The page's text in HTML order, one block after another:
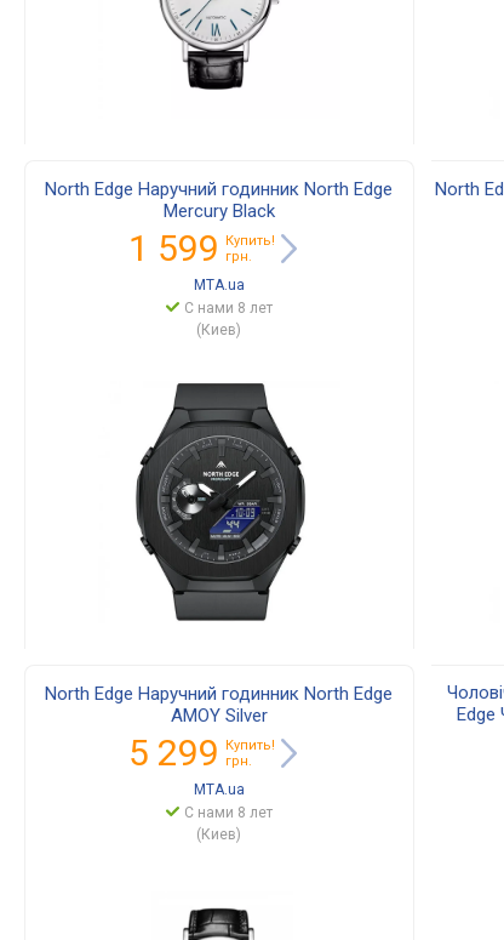
North Edge Наручний годинник North Edge
Mercury Black
1 599
Купить!
грн.
MTA.ua
С нами 8 лет
(Киев)
North
North Edge Наручний годинник North Edge
AMOY Silver
5 299
Купить!
грн.
MTA.ua
С нами 8 лет
(Киев)
Edge